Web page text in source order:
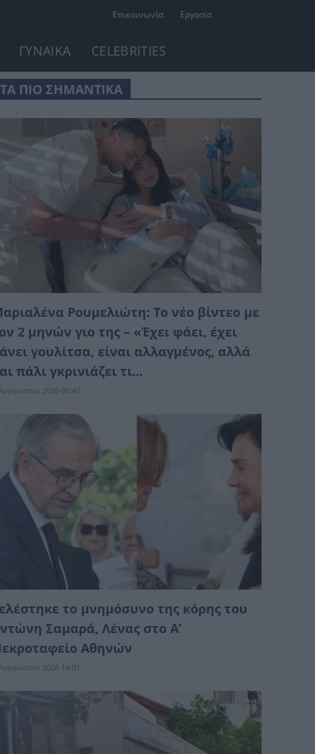
Επικοινωνία Εργασία
ΓΥΝΑΙΚΑ CELEBRITIES
ΤΑ ΠΙΟ ΣΗΜΑΝΤΙΚΑ
Ρουμελιώτη: Το νέο βίντεο με
2 μηνών γιο της – «Έχει φάει, έχει
γουλίτσα, είναι αλλαγμένος, αλλά
πάλι γκρινιάζει τι...
2026 00:40
το μνημόσυνο της κόρης του
Σαμαρά, Λένας στο Α’
Αθηνών
2026 14:01